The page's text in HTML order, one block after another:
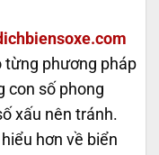
từng phương pháp
con số phong
xấu nên tránh.
hơn về biển